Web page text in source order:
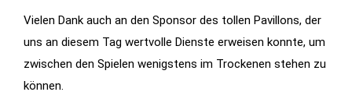
Vielen Dank auch an den Sponsor des tollen Pavillons, der
uns an diesem Tag wertvolle Dienste erweisen konnte, um
zwischen den Spielen wenigstens im Trockenen stehen zu
können.